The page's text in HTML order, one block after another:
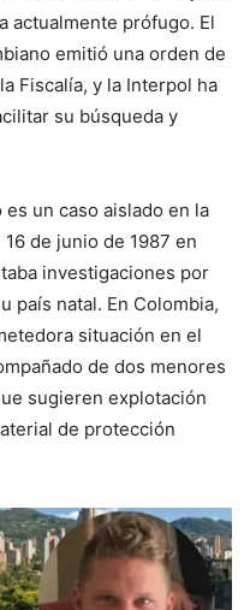
actualmente prófugo. El
emitió una orden de
Fiscalía, y la Interpol ha
su búsqueda y
un caso aislado en la
de junio de 1987 en
investigaciones por
país natal. En Colombia,
situación en el
de dos menores
sugieren explotación
de protección